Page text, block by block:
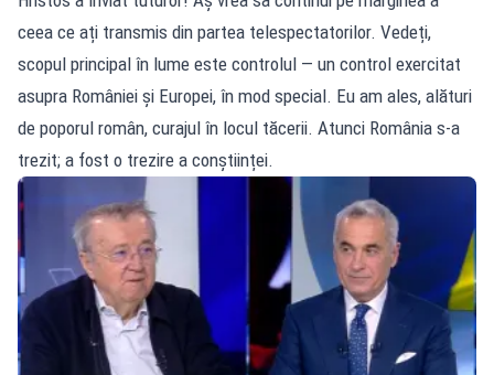
ceea ce ați transmis din partea telespectatorilor. Vedeți,
scopul principal în lume este controlul — un control exercitat
asupra României și Europei, în mod special. Eu am ales, alături
de poporul român, curajul în locul tăcerii. Atunci România s-a
trezit; a fost o trezire a conștiinței.